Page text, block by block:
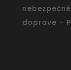
doprave –